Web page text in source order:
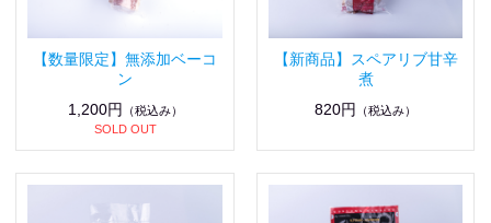
【数量限定】無添加ベーコ
ン
1,200円
（税込み）
SOLD OUT
【新商品】スペアリブ甘辛
煮
820円
（税込み）